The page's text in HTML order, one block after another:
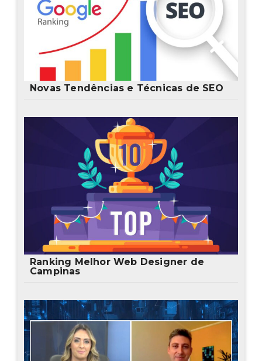
Novas Tendências e Técnicas de SEO
Ranking Melhor Web Designer de
Campinas